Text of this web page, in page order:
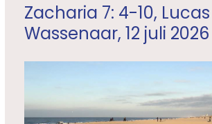
Zacharia 7: 4-10,
Wassenaar, 12 juli 2026